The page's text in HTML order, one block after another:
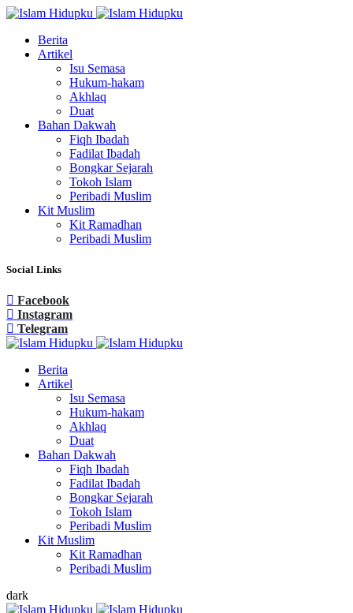
Berita
Artikel
Isu Semasa
Hukum-hakam
Akhlaq
Duat
Bahan Dakwah
Fiqh Ibadah
Fadilat Ibadah
Bongkar Sejarah
Tokoh Islam
Peribadi Muslim
Kit Muslim
Kit Ramadhan
Peribadi Muslim
Social Links
Facebook
Instagram
Telegram
Berita
Artikel
Isu Semasa
Hukum-hakam
Akhlaq
Duat
Bahan Dakwah
Fiqh Ibadah
Fadilat Ibadah
Bongkar Sejarah
Tokoh Islam
Peribadi Muslim
Kit Muslim
Kit Ramadhan
Peribadi Muslim
dark